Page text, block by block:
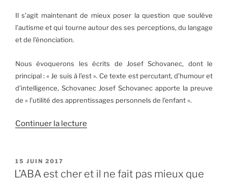
Il s’agit maintenant de mieux poser la question que soulève
l’autisme et qui tourne autour des ses perceptions, du langage
et de l’énonciation.
Nous évoquerons les écrits de Josef Schovanec, dont le
principal : « Je suis à l’est ». Ce texte est percutant, d’humour et
d’intelligence, Schovanec Josef Schovanec apporte la preuve
de « l’utilité des apprentissages personnels de l’enfant ».
Continuer la lecture
? »
PUBLIÉ
LE
15 JUIN 2017
L’ABA est cher et il ne fait pas mieux que